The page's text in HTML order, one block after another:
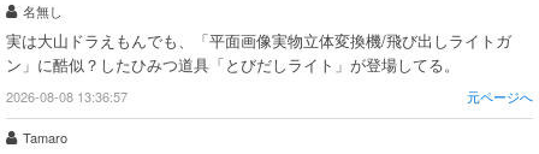
名無し
実は大山ドラえもんでも、「平面画像実物立体変換機/飛び出しライトガ
ン」に酷似？したひみつ道具「とびだしライト」が登場してる。
2026-08-08 13:36:57 元ページへ
Tamaro